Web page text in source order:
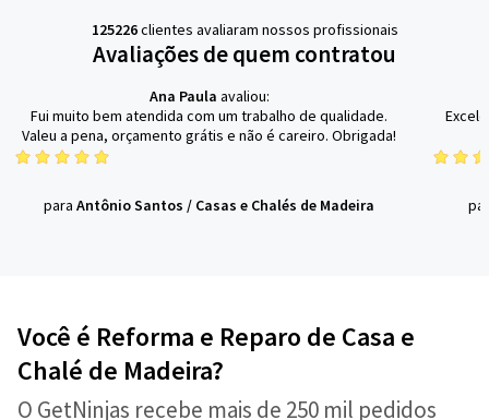
125226clientes avaliaram nossos profissionais
Avaliações de quem contratou
Ana Paula avaliou:
Fui muito bem atendida com um trabalho de qualidade.
Valeu a pena, orçamento grátis e não é careiro. Obrigada!
para Antônio Santos / Casas e Chalés de Madeira
Você é Reforma e Reparo de Casa e
Chalé de Madeira?
O GetNinjas recebe mais de 250 mil pedidos